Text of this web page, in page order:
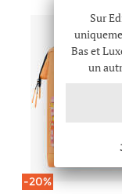
-20%
Sur
Bas et
un